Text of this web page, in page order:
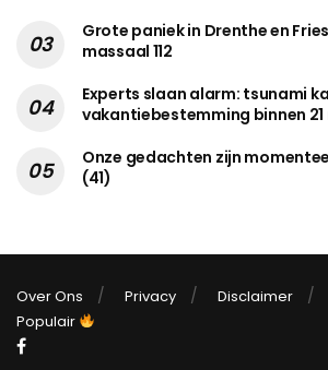
Grote paniek in Drenthe en
massaal 112
Experts slaan alarm: tsunami
vakantiebestemming binnen
Onze gedachten zijn
(41)
Over Ons Privacy Disclaimer
Populair